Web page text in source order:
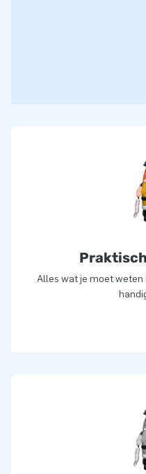
Alles wat je moet weten